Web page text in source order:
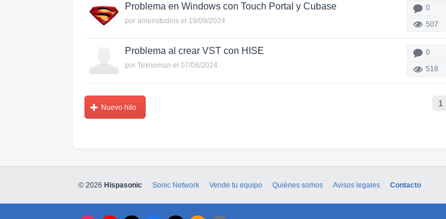
Problema en Windows con Touch Portal y Cubase
por amenstudios el 19/09/2024
0
507
Problema al crear VST con HISE
por Teknoman el 07/08/2024
0
518
1
Nuevo hilo
© 2026 Hispasonic Sonic Network Vende tu equipo Quiénes somos Avisos legales Contacto